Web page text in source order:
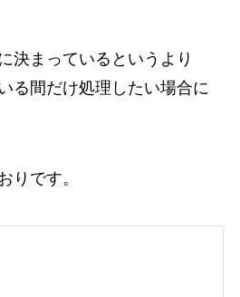
決まっているというより
る間だけ処理したい場合に
りです。